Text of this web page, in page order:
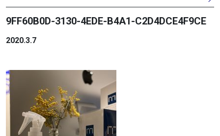
9FF60B0D-3130-4EDE-B4A1-C2D4DCE4F9CE
2020.3.7